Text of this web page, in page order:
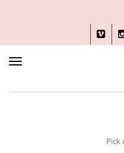
עבור:
Instagram
Vimeo
Pick